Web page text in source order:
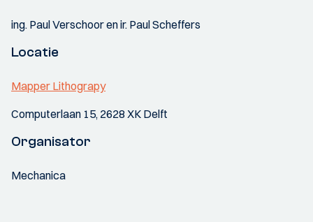
ing. Paul Verschoor en ir. Paul Scheffers
Locatie
Mapper Lithograpy
Computerlaan 15, 2628 XK Delft
Organisator
Mechanica